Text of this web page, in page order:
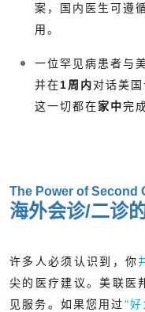
案，国内医生可遵
用。
一位罕见病患者与
并在1周内对话美
这一切都在家中完
The Power of Second
海外会诊/二诊
许多人必须认识到，你
尖的医疗建议。美联医
见服务。 如果您用过“